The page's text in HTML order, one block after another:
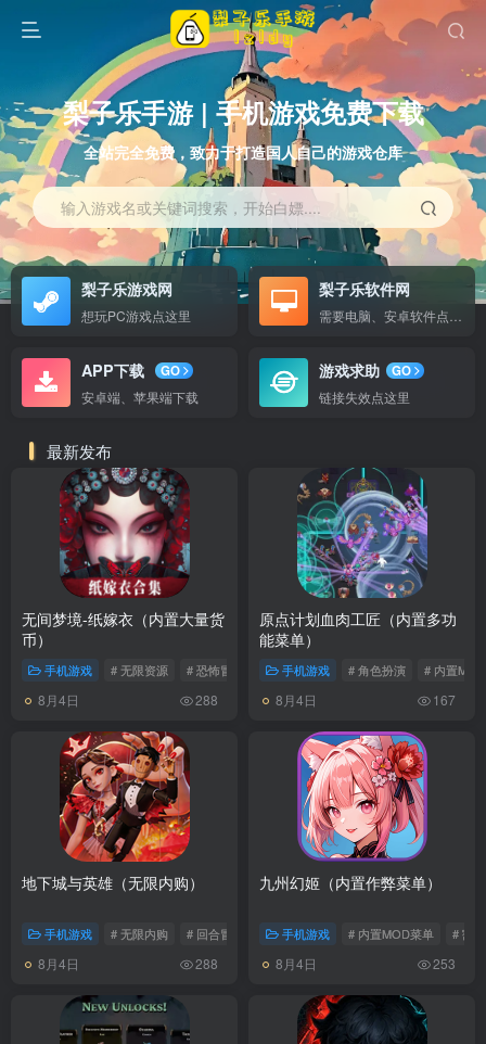
梨子乐手游 | 手机游戏免费下载
全站完全免费，致力于打造国人自己的游戏仓库
输入游戏名或关键词搜索，开始白嫖....
梨子乐游戏网
想玩PC游戏点这里
梨子乐软件网
APP下载
GO
安卓端、苹果端下载
游戏求助
GO
链接失效点这里
最新发布
无间梦境-纸嫁衣（内置大量货
币）
手机游戏 # 无限资源 # 恐怖冒险
8月4日 288
原点计划血肉工匠（内置多功
能菜单）
手机游戏 # 角色扮演 # 内置
8月4日 167
地下城与英雄（无限内购）
手机游戏 # 无限内购 # 回合冒险
8月4日 288
九州幻姬（内置作弊菜单）
手机游戏 # 内置MOD菜单 # 割
8月4日 253